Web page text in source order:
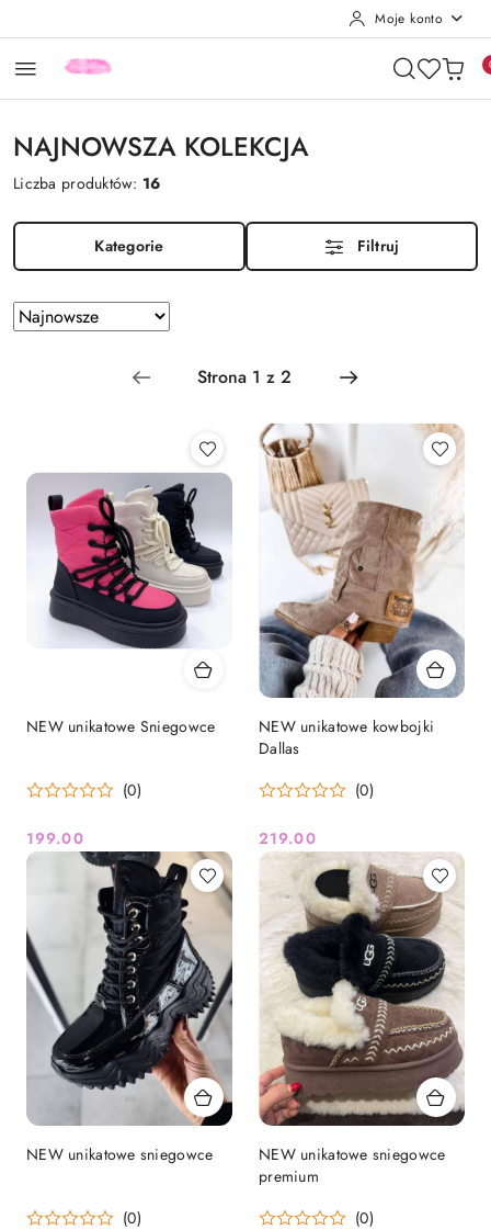
Moje konto
NAJNOWSZA KOLEKCJA
Liczba produktów: 16
Kategorie Filtruj
Zastosowano
sortowanie:
Sortuj
według
NEW unikatowe Sniegowce
(0)
Cena:
199.00
NEW unikatowe kowbojki
Dallas
(0)
Cena:
219.00
NEW unikatowe sniegowce
(0)
NEW unikatowe sniegowce
premium
(0)